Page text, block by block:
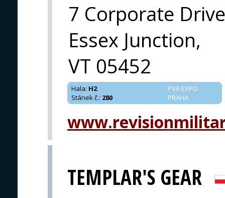
7 Corporate Drive
Essex Junction,
VT 05452
PVA EXPO
PRAHA
Hala: H2
Stánek č.: 280
TEMPLAR'S GEAR